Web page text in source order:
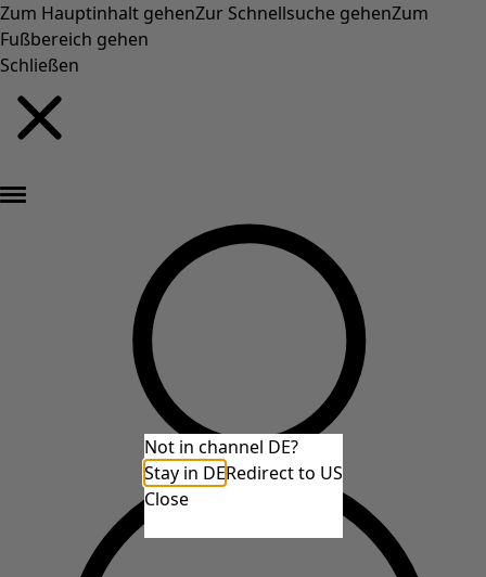
Zum Hauptinhalt gehenZur Schnellsuche gehenZum
Fußbereich gehen
Schließen
Not in channel DE?
Stay in DERedirect to US
Close